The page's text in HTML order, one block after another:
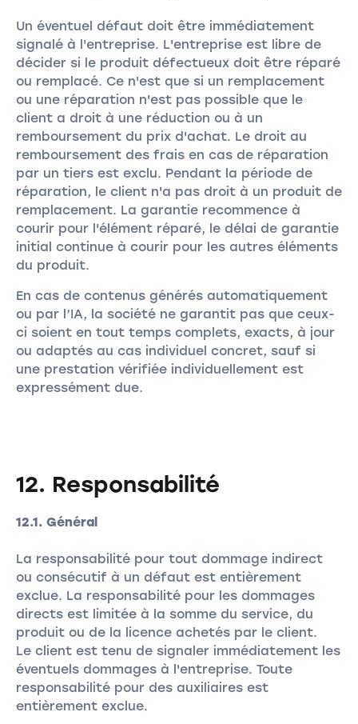
Un éventuel défaut doit être immédiatement
signalé à l'entreprise. L'entreprise est libre de
décider si le produit défectueux doit être réparé
ou remplacé. Ce n'est que si un remplacement
ou une réparation n'est pas possible que le
client a droit à une réduction ou à un
remboursement du prix d'achat. Le droit au
remboursement des frais en cas de réparation
par un tiers est exclu. Pendant la période de
réparation, le client n'a pas droit à un produit de
remplacement. La garantie recommence à
courir pour l'élément réparé, le délai de garantie
initial continue à courir pour les autres éléments
du produit.
En cas de contenus générés automatiquement
ou par l’IA, la société ne garantit pas que ceux-
ci soient en tout temps complets, exacts, à jour
ou adaptés au cas individuel concret, sauf si
une prestation vérifiée individuellement est
expressément due.
12. Responsabilité
12.1. Général
La responsabilité pour tout dommage indirect
ou consécutif à un défaut est entièrement
exclue. La responsabilité pour les dommages
directs est limitée à la somme du service, du
produit ou de la licence achetés par le client.
Le client est tenu de signaler immédiatement les
éventuels dommages à l'entreprise. Toute
responsabilité pour des auxiliaires est
entièrement exclue.